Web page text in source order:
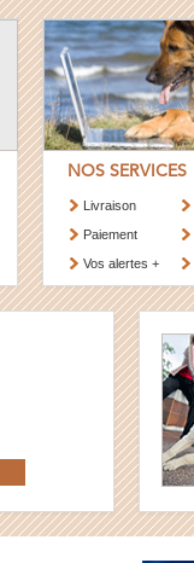
NOS SERVICES
Livraison
Paiement
Vos alertes +